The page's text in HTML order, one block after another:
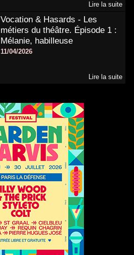
Lire la suite
Vocation & Hasards - Les
métiers du théâtre. Épisode 1 :
Mélanie, habilleuse
11/04/2026
Lire la suite